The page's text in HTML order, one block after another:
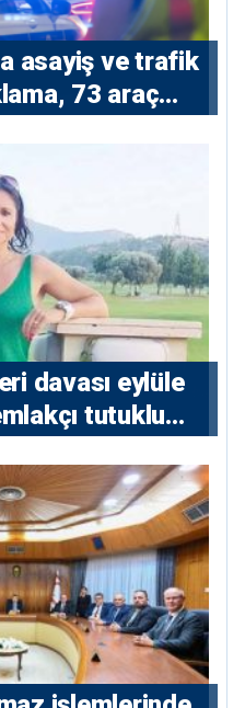
asayiş ve trafik
73 araç
davası eylüle
tutuklu